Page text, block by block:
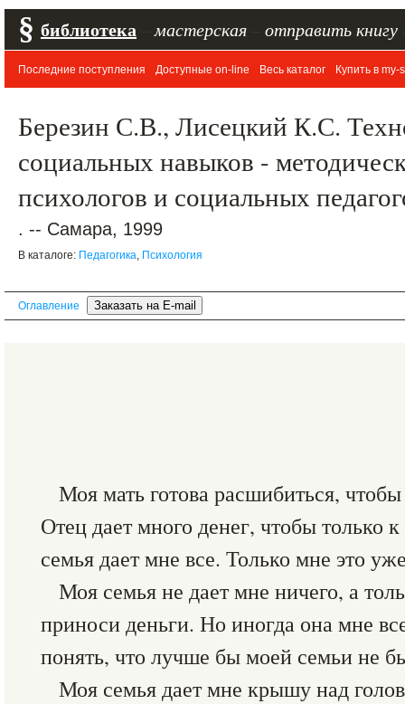
§ библиотека мастерская отправить книгу
Последние поступления Доступные on-line Весь каталог Купить в my-
Березин С.В., Лисецкий К.С.
социальных навыков -
психологов и социальных
. -- Самара, 1999
В каталоге: Педагогика, Психология
Оглавление
Моя мать готова расшибиться,
Отец дает много денег, чтобы только
семья дает мне все. Только мне это
Моя семья не дает мне ничего, а
приноси деньги. Но иногда она мне
понять, что лучше бы моей семьи не
Моя семья дает мне крышу над